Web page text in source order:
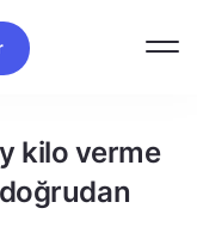
kilo verme